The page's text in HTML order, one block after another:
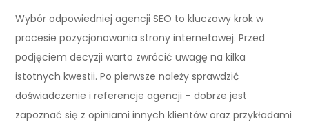
Wybór odpowiedniej agencji SEO to kluczowy krok w
procesie pozycjonowania strony internetowej. Przed
podjęciem decyzji warto zwrócić uwagę na kilka
istotnych kwestii. Po pierwsze należy sprawdzić
doświadczenie i referencje agencji – dobrze jest
zapoznać się z opiniami innych klientów oraz przykładami